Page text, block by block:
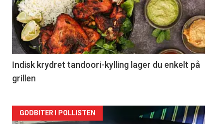
akkurat
nå
-
2
Indisk krydret tandoori-kylling lager du enkelt på
grillen
Forsiden
GODBITER I POLLISTEN